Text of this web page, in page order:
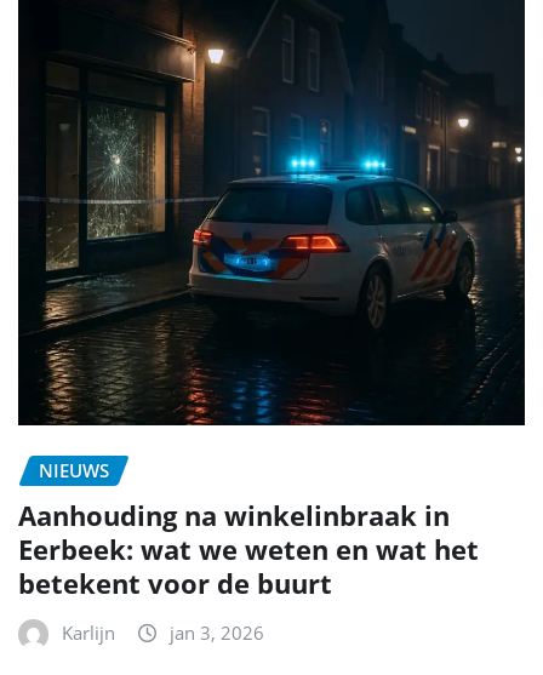
NIEUWS
Aanhouding na winkelinbraak in
Eerbeek: wat we weten en wat het
betekent voor de buurt
Karlijn jan 3, 2026